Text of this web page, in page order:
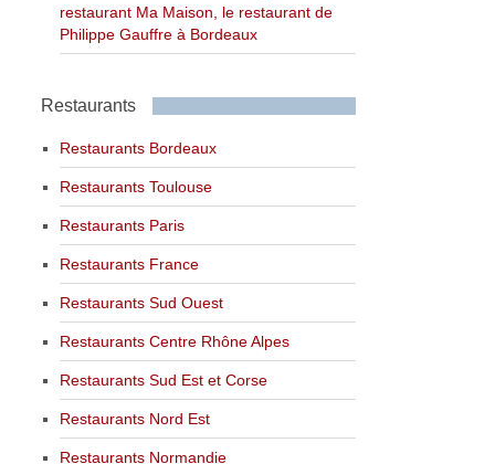
restaurant Ma Maison, le restaurant de
Philippe Gauffre à Bordeaux
Restaurants
Restaurants Bordeaux
Restaurants Toulouse
Restaurants Paris
Restaurants France
Restaurants Sud Ouest
Restaurants Centre Rhône Alpes
Restaurants Sud Est et Corse
Restaurants Nord Est
Restaurants Normandie